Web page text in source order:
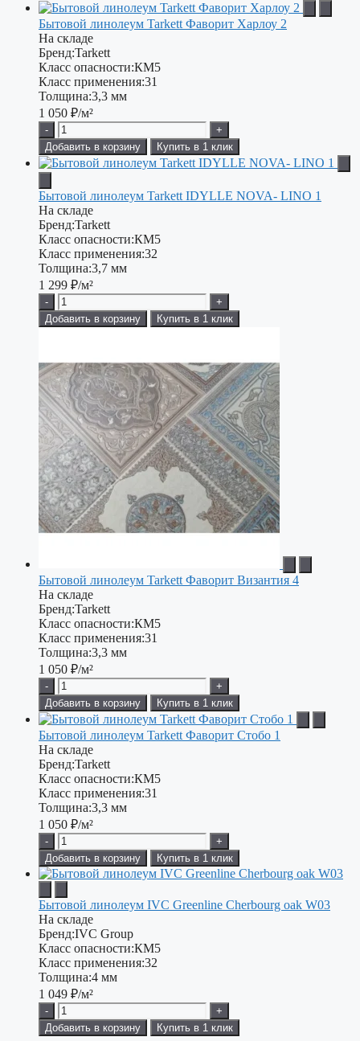
Бытовой линолеум Tarkett Фаворит Харлоу 2
На складе
Бренд:Tarkett
Класс опасности:КМ5
Класс применения:31
Толщина:3,3 мм
1 050 ₽/м²
-
+
Добавить в корзину
Купить в 1 клик
Бытовой линолеум Tarkett IDYLLE NOVA- LINO 1
На складе
Бренд:Tarkett
Класс опасности:КМ5
Класс применения:32
Толщина:3,7 мм
1 299 ₽/м²
-
+
Добавить в корзину
Купить в 1 клик
Бытовой линолеум Tarkett Фаворит Византия 4
На складе
Бренд:Tarkett
Класс опасности:КМ5
Класс применения:31
Толщина:3,3 мм
1 050 ₽/м²
-
+
Добавить в корзину
Купить в 1 клик
Бытовой линолеум Tarkett Фаворит Стобо 1
На складе
Бренд:Tarkett
Класс опасности:КМ5
Класс применения:31
Толщина:3,3 мм
1 050 ₽/м²
-
+
Добавить в корзину
Купить в 1 клик
Бытовой линолеум IVC Greenline Cherbourg oak W03
На складе
Бренд:IVC Group
Класс опасности:КМ5
Класс применения:32
Толщина:4 мм
1 049 ₽/м²
-
+
Добавить в корзину
Купить в 1 клик